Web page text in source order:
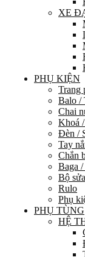
XE
PHỤ KIỆN
Trang
Balo /
Chai
Khoá
Đèn /
Tay
Chắn
Baga
Bộ
Rulo
Phụ
PHỤ TÙNG
HỆ